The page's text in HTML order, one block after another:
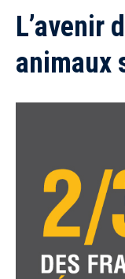
L’avenir
animaux